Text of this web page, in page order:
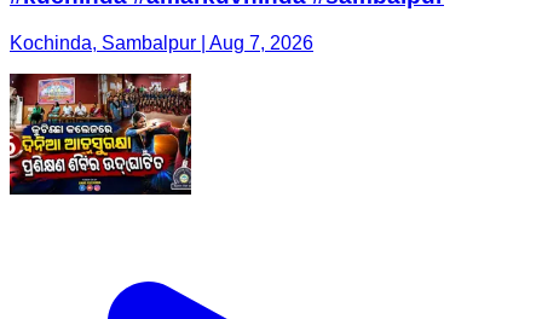
Kochinda, Sambalpur | Aug 7, 2026